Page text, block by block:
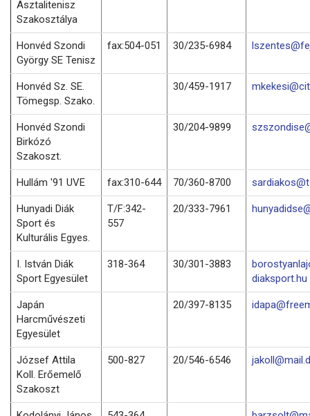
Asztalitenisz
Szakosztálya
Honvéd Szondi
György SE Tenisz
fax:504-051 30/235-6984
Honvéd Sz. SE.
Tömegsp. Szako.
30/459-1917
Honvéd Szondi
Birkózó
Szakoszt.
30/204-9899
Hullám '91 UVE fax:310-644 70/360-8700
Hunyadi Diák
Sport és
Kulturális Egyes.
T/F:342-
557
20/333-7961
I. István Diák
Sport Egyesület
318-364 30/301-3883
diaksport.hu
Japán
Harcművészeti
Egyesület
20/397-8135
József Attila
Koll. Erőemelő
Szakoszt
500-827 20/546-6546